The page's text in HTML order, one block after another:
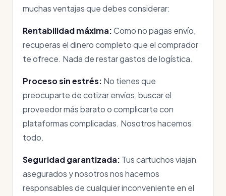
muchas ventajas que debes considerar:
Rentabilidad máxima:Como no pagas envío,
recuperas el dinero completo que el comprador
te ofrece. Nada de restar gastos de logística.
Proceso sin estrés: No tienes que
preocuparte de cotizar envíos, buscar el
proveedor más barato o complicarte con
plataformas complicadas. Nosotros hacemos
todo.
Seguridad garantizada: Tus cartuchos viajan
asegurados y nosotros nos hacemos
responsables de cualquier inconveniente en el